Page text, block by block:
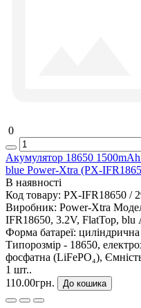
0
Акумулятор 18650
blue Power-Xtra (PX-
В наявності
Код товару: PX-IFR18650 /
Виробник: Power-Xtra
IFR18650, 3.2V, FlatTop, blu
Форма батареї: циліндрична
Типорозмір - 18650,
фосфатна (LiFePO₄),
1 шт..
110.00грн.
До кошика